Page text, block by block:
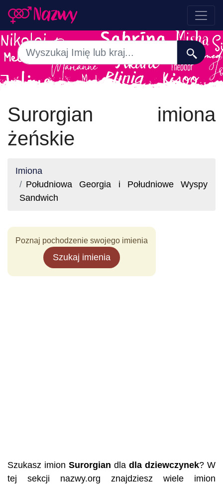
Surorgian imiona
żeńskie
Imiona
Południowa Georgia i Południowe Wyspy
Sandwich
Poznaj pochodzenie swojego imienia
Szukaj imienia
Szukasz imion Surorgian dla dla dziewczynek? W
tej sekcji nazwy.org znajdziesz wiele imion